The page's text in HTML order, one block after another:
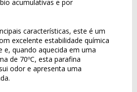
acumulativas e por
características, este é um
excelente estabilidade química
e, quando aquecida em uma
de 70ºC, esta parafina
odor e apresenta uma